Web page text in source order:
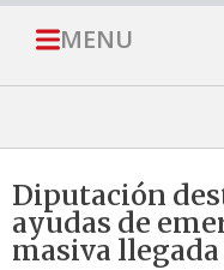
MENU
Diputación
ayudas de
masiva